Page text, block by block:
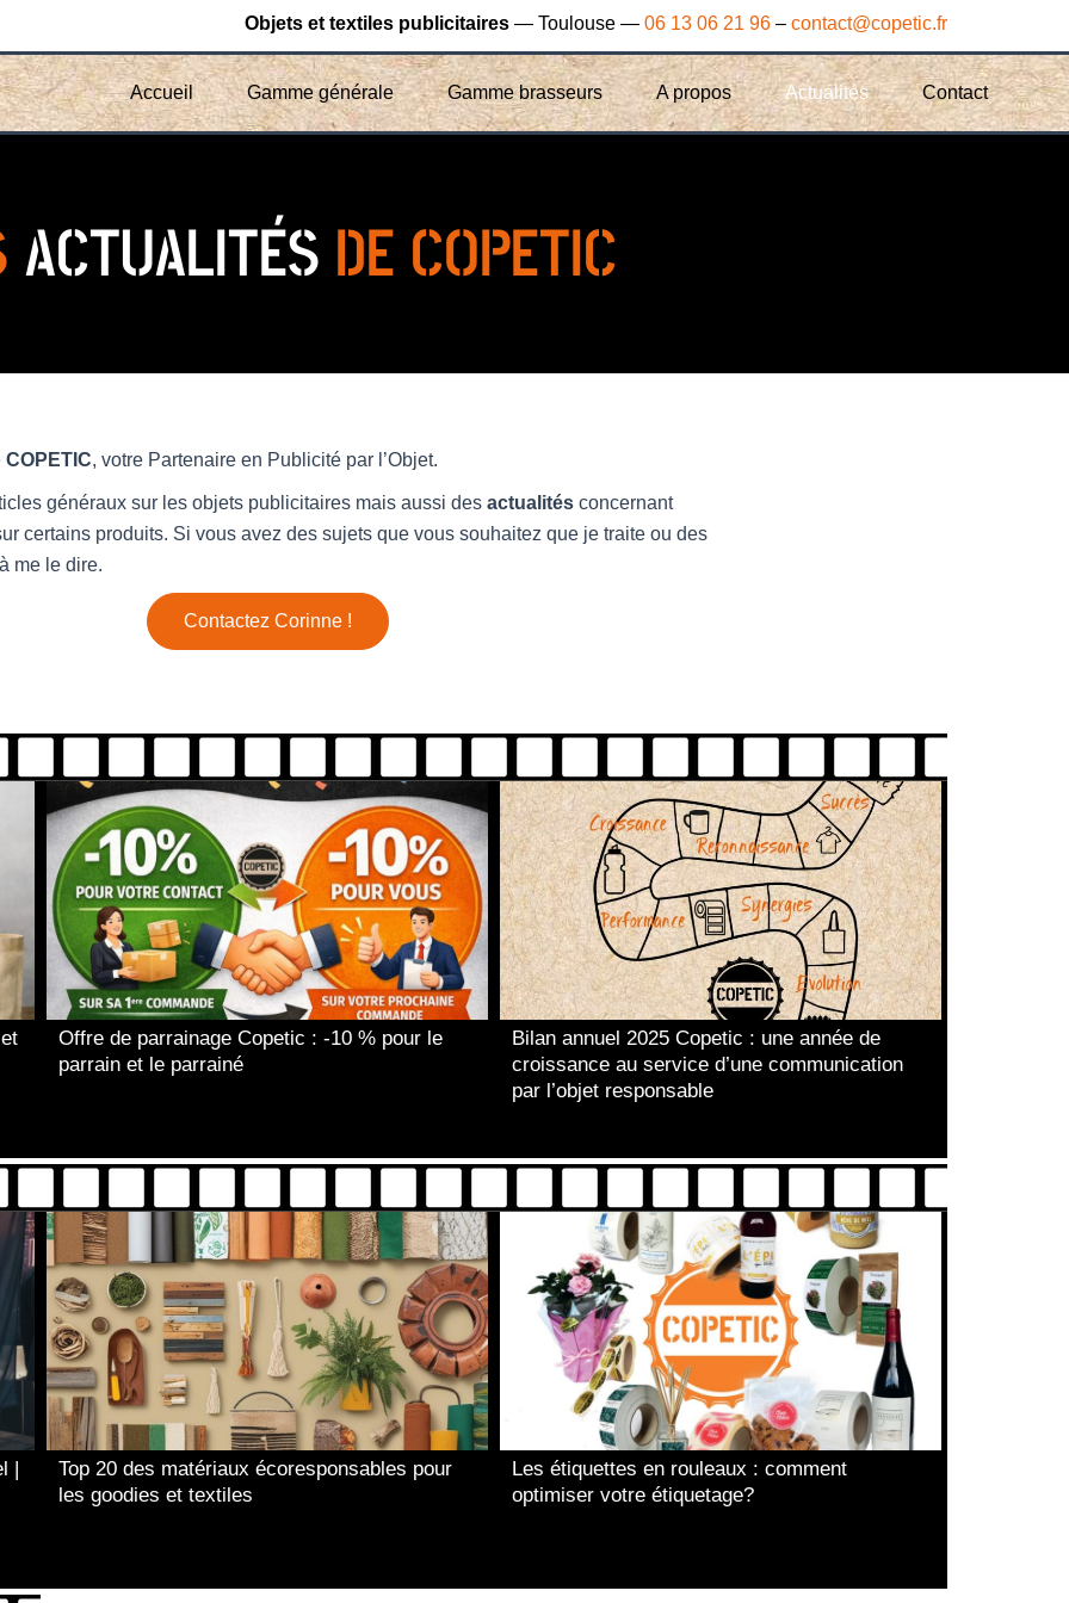
Objets et textiles publicitaires — Toulouse — 06 13 06 21 96 – contact@copetic.fr
Accueil Gamme générale Gamme brasseurs A propos Actualités Contact
ACTUALITÉS DE COPETIC
COPETIC, votre Partenaire en Publicité par l’Objet.
généraux sur les objets publicitaires mais aussi des actualités concernant
certains produits. Si vous avez des sujets que vous souhaitez que je traite ou des
me le dire.
Contactez Corinne !
Offre de parrainage Copetic : -10 % pour le
parrain et le parrainé
Bilan annuel 2025 Copetic : une année de
croissance au service d’une communication
par l’objet responsable
|
Top 20 des matériaux écoresponsables pour
les goodies et textiles
Les étiquettes en rouleaux : comment
optimiser votre étiquetage?